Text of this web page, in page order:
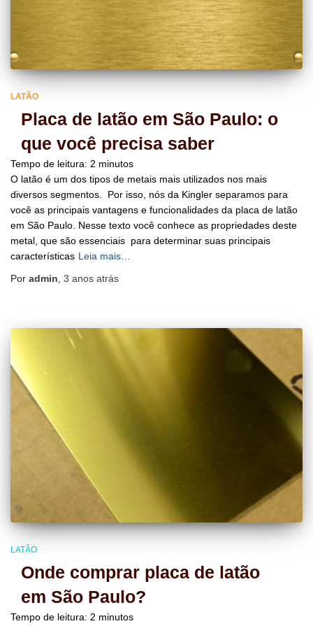
LATÃO
Placa de latão em São Paulo: o
que você precisa saber
Tempo de leitura: 2 minutos
O latão é um dos tipos de metais mais utilizados nos mais
diversos segmentos. Por isso, nós da Kingler separamos para
você as principais vantagens e funcionalidades da placa de latão
em São Paulo. Nesse texto você conhece as propriedades deste
metal, que são essenciais para determinar suas principais
características Leia mais…
Por admin 3 anos atrás
LATÃO
Onde comprar placa de latão
em São Paulo?
Tempo de leitura: 2 minutos